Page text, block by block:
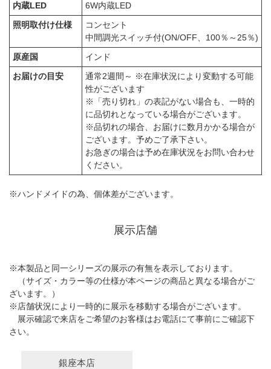
内蔵LED
6W内蔵LED
照明取付け仕様
コンセント
中間調光スイッチ付(ON/OFF、100％～25％)
原産国
インド
お届けの目安
通常2週間～ ※在庫状況により変動する可能
性がございます
※「売り切れ」の表記がない場合も、一時的
に品切れとなっている場合がございます。
※品切れの場合、お届けに数月かかる場合が
ございます。予めご了承下さい。
お急ぎの場合は予め在庫状況をお問い合わせ
ください。
※ハンドメイドの為、個体差がございます。
展示店舗
※本製品と同一シリーズの展示の有無を表示しております。
（サイズ・カラー等の仕様が本ページの商品と異なる場合がご
ざいます。）
※店舗状況により一時的に展示を移動する場合がございます。
展示確認で来店をご希望のお客様はお電話にて事前にご確認下
さい。
銀座本店